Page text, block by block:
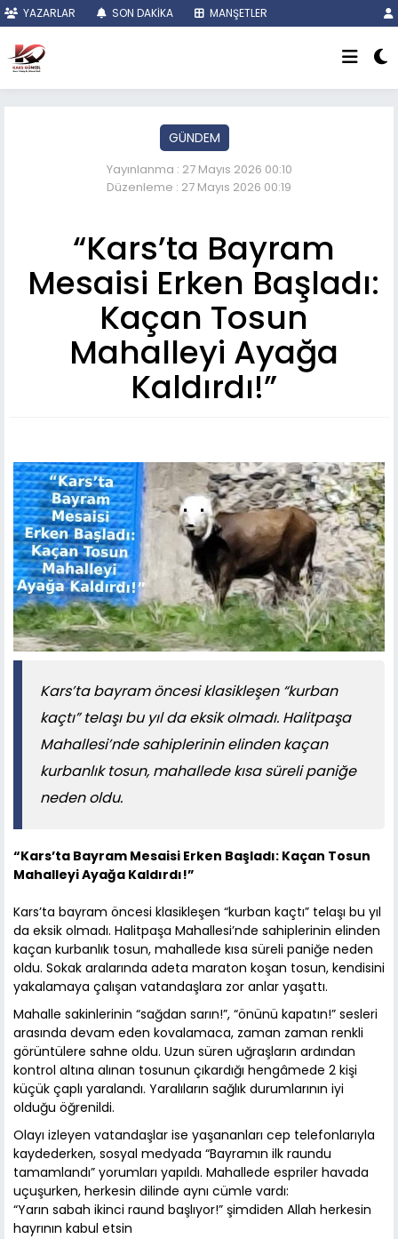
YAZARLAR SON DAKİKA MANŞETLER
GÜNDEM
Yayınlanma : 27 Mayıs 2026 00:10
Düzenleme : 27 Mayıs 2026 00:19
“Kars’ta Bayram
Mesaisi Erken Başladı:
Kaçan Tosun
Mahalleyi Ayağa
Kaldırdı!”
Kars’ta bayram öncesi klasikleşen “kurban
kaçtı” telaşı bu yıl da eksik olmadı. Halitpaşa
Mahallesi’nde sahiplerinin elinden kaçan
kurbanlık tosun, mahallede kısa süreli paniğe
neden oldu.
“Kars’ta Bayram Mesaisi Erken Başladı: Kaçan Tosun
Mahalleyi Ayağa Kaldırdı!”
Kars’ta bayram öncesi klasikleşen “kurban kaçtı” telaşı bu yıl
da eksik olmadı. Halitpaşa Mahallesi’nde sahiplerinin elinden
kaçan kurbanlık tosun, mahallede kısa süreli paniğe neden
oldu. Sokak aralarında adeta maraton koşan tosun, kendisini
yakalamaya çalışan vatandaşlara zor anlar yaşattı.
Mahalle sakinlerinin “sağdan sarın!”, “önünü kapatın!” sesleri
arasında devam eden kovalamaca, zaman zaman renkli
görüntülere sahne oldu. Uzun süren uğraşların ardından
kontrol altına alınan tosunun çıkardığı hengâmede 2 kişi
küçük çaplı yaralandı. Yaralıların sağlık durumlarının iyi
olduğu öğrenildi.
Olayı izleyen vatandaşlar ise yaşananları cep telefonlarıyla
kaydederken, sosyal medyada “Bayramın ilk raundu
tamamlandı” yorumları yapıldı. Mahallede espriler havada
uçuşurken, herkesin dilinde aynı cümle vardı:
“Yarın sabah ikinci raund başlıyor!” şimdiden Allah herkesin
hayrının kabul etsin